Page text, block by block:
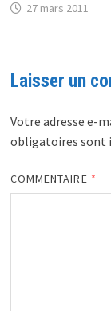
27 mars 2011
Laisser un
Votre adresse e-
obligatoires sont
COMMENTAIRE *